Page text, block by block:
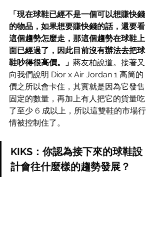
「現在球鞋已經不是一個可以想賺快錢
的物品，如果想要賺快錢的話，還要看
這個趨勢怎麼走，那這個趨勢在球鞋上
面已經過了，因此目前沒有辦法去把球
鞋吵得很高價。」 蔣友柏說道。接著又
向我們說明 Dior x Air Jordan 1 高筒的
價之所以會卡住，其實就是因為它發售
固定的數量，再加上有人把它的貨量吃
了至少 6 成以上，所以這雙鞋的市場行
情被控制住了。
KIKS：你認為接下來的球鞋設
計會往什麼樣的趨勢發展？